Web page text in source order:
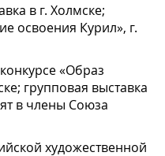
в г. Холмске;
освоения Курил», г.
«Образ
групповая выставка
в члены Союза
художественной